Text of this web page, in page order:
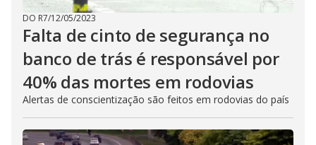
DO R7/12/05/2023
Falta de cinto de segurança no
banco de trás é responsável por
40% das mortes em rodovias
Alertas de conscientização são feitos em rodovias do país